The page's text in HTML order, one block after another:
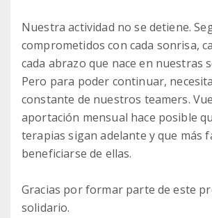
Nuestra actividad no se detiene.
comprometidos con cada sonrisa,
cada abrazo que nace en nuestras
Pero para poder continuar,
constante de nuestros teamers.
aportación mensual hace posible
terapias sigan adelante y que más
beneficiarse de ellas.
Gracias por formar parte de este
solidario.